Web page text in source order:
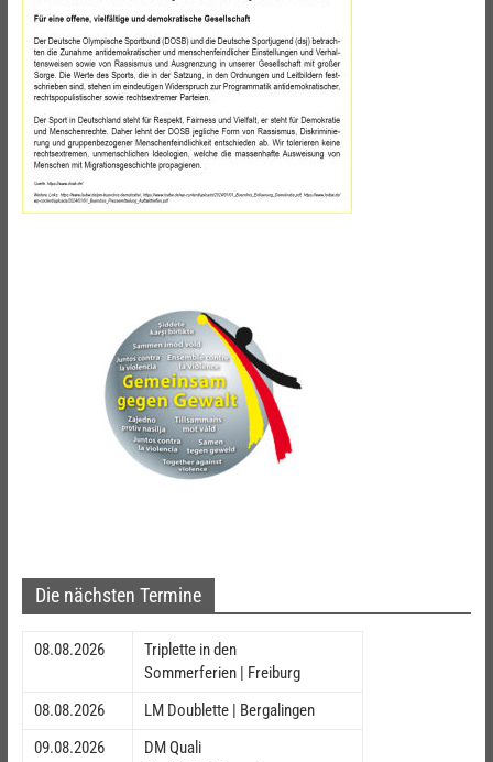
Die nächsten Termine
08.08.2026
Triplette in den
Sommerferien | Freiburg
08.08.2026
LM Doublette | Bergalingen
09.08.2026
DM Quali